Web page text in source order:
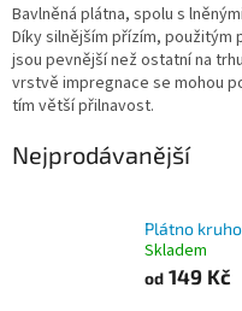
Bavlněná plátna, spolu s
Díky silnějším přízím, použitým
jsou pevnější než ostatní na
vrstvě impregnace se mohou
tím větší přilnavost.
Nejprodávanější
Plátno
Skladem
od 149 Kč